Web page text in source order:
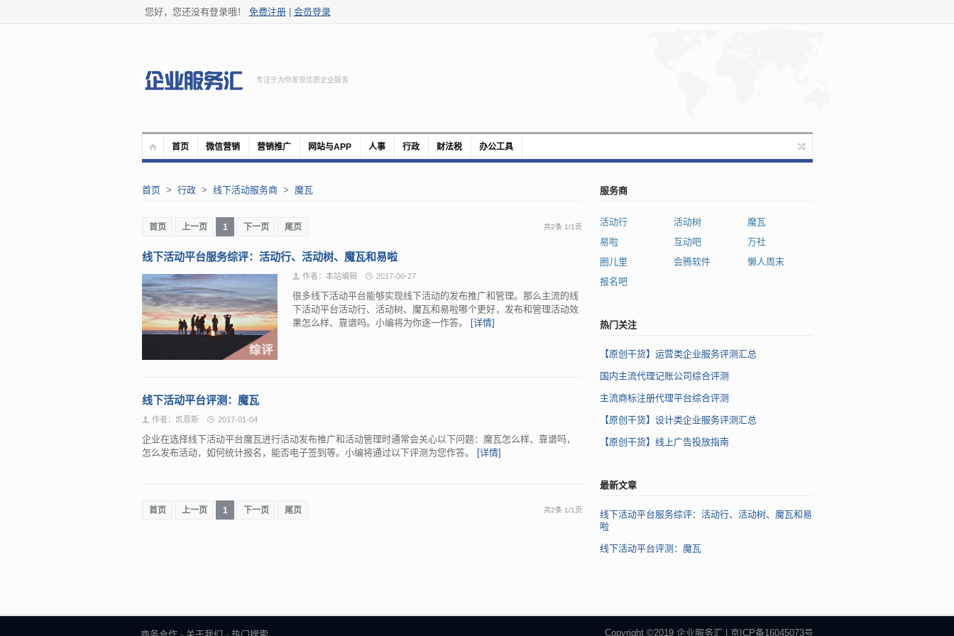
您好，您还没有登录哦！ 免费注册| 会员登录
专注于为你发现优质企业服务
首页 微信营销 营销推广 网站与APP 人事 行政 财法税 办公工具
首页> 行政> 线下活动服务商> 魔瓦
首页 上一页 1 下一页 尾页 共2条 1/1页
线下活动平台服务综评：活动行、活动树、魔瓦和易啦
作者：本站编辑 2017-06-27
很多线下活动平台能够实现线下活动的发布推广和管理。那么主流的线
下活动平台活动行、活动树、魔瓦和易啦哪个更好，发布和管理活动效
果怎么样、靠谱吗。小编将为你逐一作答。 [详情]
线下活动平台评测：魔瓦
作者：凯恩斯 2017-01-04
企业在选择线下活动平台魔瓦进行活动发布推广和活动管理时通常会关心以下问题：魔瓦怎么样、靠谱吗，
怎么发布活动，如何统计报名，能否电子签到等。小编将通过以下评测为您作答。
[详情]
首页 上一页 1 下一页 尾页 共2条 1/1页
服务商
活动行 活动树
魔瓦
易啦
互动吧
万社
圈儿里
会腾软件
懒人周末
报名吧
热门关注
【原创干货】运营类企业服务评测汇总
国内主流代理记账公司综合评测
主流商标注册代理平台综合评测
【原创干货】设计类企业服务评测汇总
【原创干货】线上广告投放指南
最新文章
线下活动平台服务综评：活动行、活动树、魔瓦和易
啦
线下活动平台评测：魔瓦
Copyright ©2019 企业服务汇 | 京ICP备16045073号